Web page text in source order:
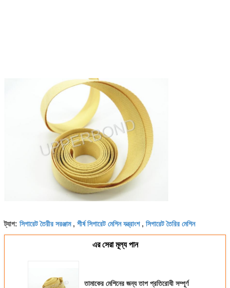
ট্যাগ: সিগারেট তৈরীর সরঞ্জাম, শীর্ষ সিগারেট মেশিন যন্ত্রাংশ, সিগারেট তৈরির মেশিন
এর সেরা মূল্য পান
তামাকের মেশিনের জন্য তাপ প্রতিরোধী সম্পূর্ণ